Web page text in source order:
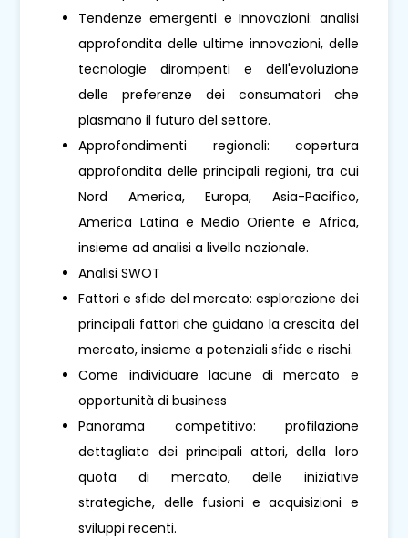
Tendenze emergenti e Innovazioni: analisi
approfondita delle ultime innovazioni, delle
tecnologie dirompenti e dell'evoluzione
delle preferenze dei consumatori che
plasmano il futuro del settore.
Approfondimenti regionali: copertura
approfondita delle principali regioni, tra cui
Nord America, Europa, Asia-Pacifico,
America Latina e Medio Oriente e Africa,
insieme ad analisi a livello nazionale.
Analisi SWOT
Fattori e sfide del mercato: esplorazione dei
principali fattori che guidano la crescita del
mercato, insieme a potenziali sfide e rischi.
Come individuare lacune di mercato e
opportunità di business
Panorama competitivo: profilazione
dettagliata dei principali attori, della loro
quota di mercato, delle iniziative
strategiche, delle fusioni e acquisizioni e
sviluppi recenti.